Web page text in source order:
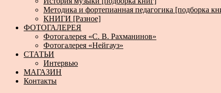
Методика и фортепианная педагогика [подборка
КНИГИ [Разное]
ФОТОГАЛЕРЕЯ
Фотогалерея «С. В. Рахманинов»
Фотогалерея «Нейгауз»
СТАТЬИ
Интервью
МАГАЗИН
Контакты